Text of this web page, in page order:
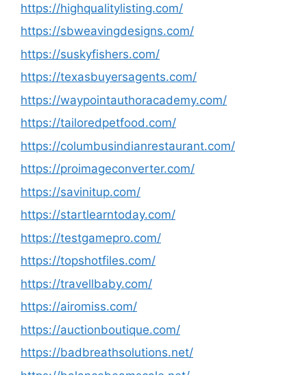
https://highqualitylisting.com/
https://sbweavingdesigns.com/
https://suskyfishers.com/
https://texasbuyersagents.com/
https://waypointauthoracademy.com/
https://tailoredpetfood.com/
https://columbusindianrestaurant.com/
https://proimageconverter.com/
https://savinitup.com/
https://startlearntoday.com/
https://testgamepro.com/
https://topshotfiles.com/
https://travellbaby.com/
https://airomiss.com/
https://auctionboutique.com/
https://badbreathsolutions.net/